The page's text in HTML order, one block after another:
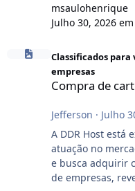
msaulohenrique
Julho 30, 2026
Compra de carteiras de
Classificados
empresas
Compra de
Jefferson · Julho
A DDR Host está
atuação no
e busca adquirir
de empresas,